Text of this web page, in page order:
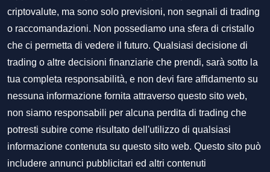
criptovalute, ma sono solo previsioni, non segnali di trading
o raccomandazioni. Non possediamo una sfera di cristallo
che ci permetta di vedere il futuro. Qualsiasi decisione di
trading o altre decisioni finanziarie che prendi, sarà sotto la
tua completa responsabilità, e non devi fare affidamento su
nessuna informazione fornita attraverso questo sito web,
non siamo responsabili per alcuna perdita di trading che
potresti subire come risultato dell'utilizzo di qualsiasi
informazione contenuta su questo sito web. Questo sito può
includere annunci pubblicitari ed altri contenuti